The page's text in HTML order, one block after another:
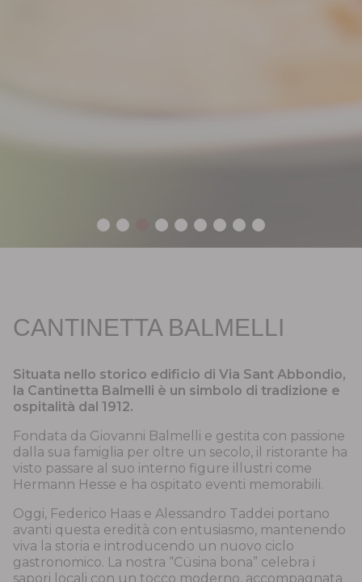
CANTINETTA BALMELLI
Situata nello storico edificio di Via Sant Abbondio,
la Cantinetta Balmelli è un simbolo di tradizione e
ospitalità dal 1912.
Fondata da Giovanni Balmelli e gestita con passione
dalla sua famiglia per oltre un secolo, il ristorante ha
visto passare al suo interno figure illustri come
Hermann Hesse e ha ospitato eventi memorabili.
Oggi, Federico Haas e Alessandro Taddei portano
avanti questa eredità con entusiasmo, mantenendo
viva la storia e introducendo un nuovo ciclo
gastronomico. La nostra “Cüsina bona” celebra i
sapori locali con un tocco moderno, accompagnata